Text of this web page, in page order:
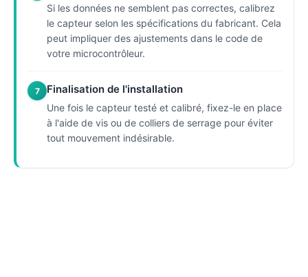
Si les données ne semblent pas correctes, calibrez
le capteur selon les spécifications du fabricant. Cela
peut impliquer des ajustements dans le code de
votre microcontrôleur.
7 Finalisation de l'installation
Une fois le capteur testé et calibré, fixez-le en place
à l'aide de vis ou de colliers de serrage pour éviter
tout mouvement indésirable.